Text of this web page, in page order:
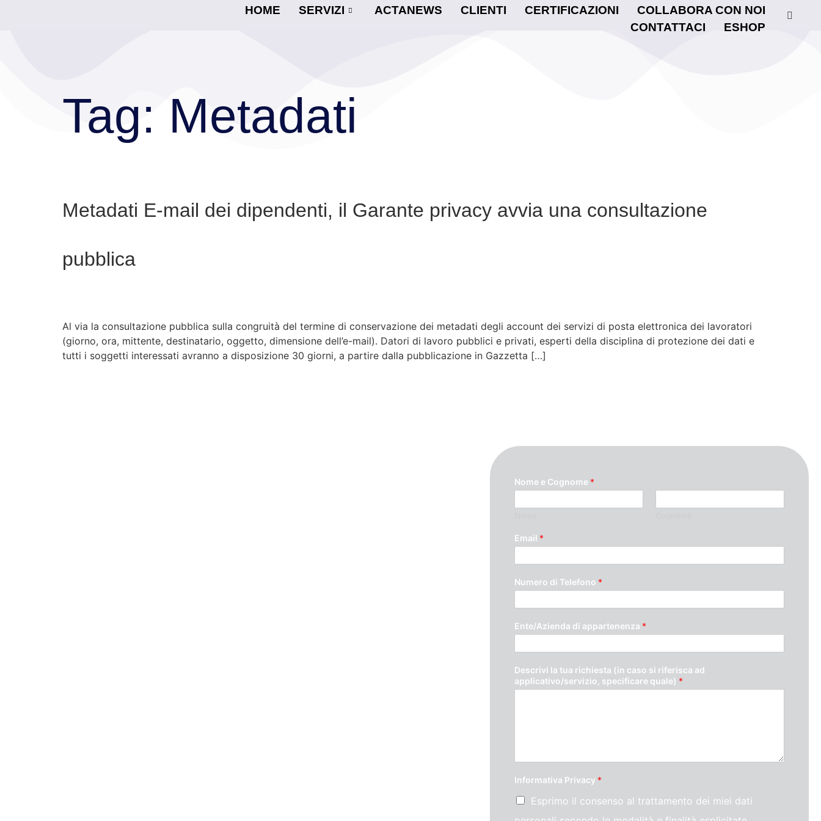
HOME SERVIZI ACTANEWS CLIENTI CERTIFICAZIONI
COLLABORA CON NOI
CONTATTACI
ESHOP
Tag: Metadati
Metadati E-mail dei dipendenti, il Garante privacy avvia una consultazione
pubblica
Al via la consultazione pubblica sulla congruità del termine di conservazione dei metadati degli account dei servizi di posta elettronica dei lavoratori
(giorno, ora, mittente, destinatario, oggetto, dimensione dell’e-mail). Datori di lavoro pubblici e privati, esperti della disciplina di protezione dei dati e
tutti i soggetti interessati avranno a disposizione 30 giorni, a partire dalla pubblicazione in Gazzetta […]
Nome e Cognome *
Email *
Numero di Telefono *
Ente/Azienda di appartenenza *
Descrivi la tua richiesta (in caso si riferisca ad
applicativo/servizio, specificare quale) *
Informativa Privacy *
Esprimo il consenso al trattamento dei miei dati